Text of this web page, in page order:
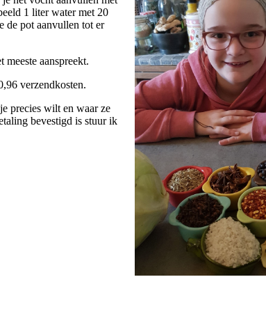
1 liter water met 20
de pot aanvullen tot er
aanspreekt.
verzendkosten.
precies wilt en waar ze
bevestigd is stuur ik